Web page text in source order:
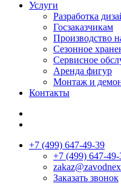
Услуги
Разработка
Госзаказчикам
Производство
Сезонное
Сервисное
Аренда фигур
Монтаж и
Контакты
+7 (499) 647-49-39
+7 (499) 647-49-
Заказать звонок